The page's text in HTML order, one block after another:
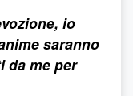
io
saranno
da me per